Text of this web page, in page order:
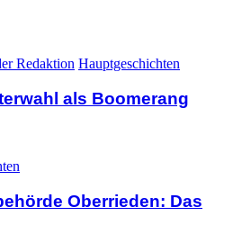
Redaktion Hauptgeschichten
als Boomerang
Oberrieden: Das